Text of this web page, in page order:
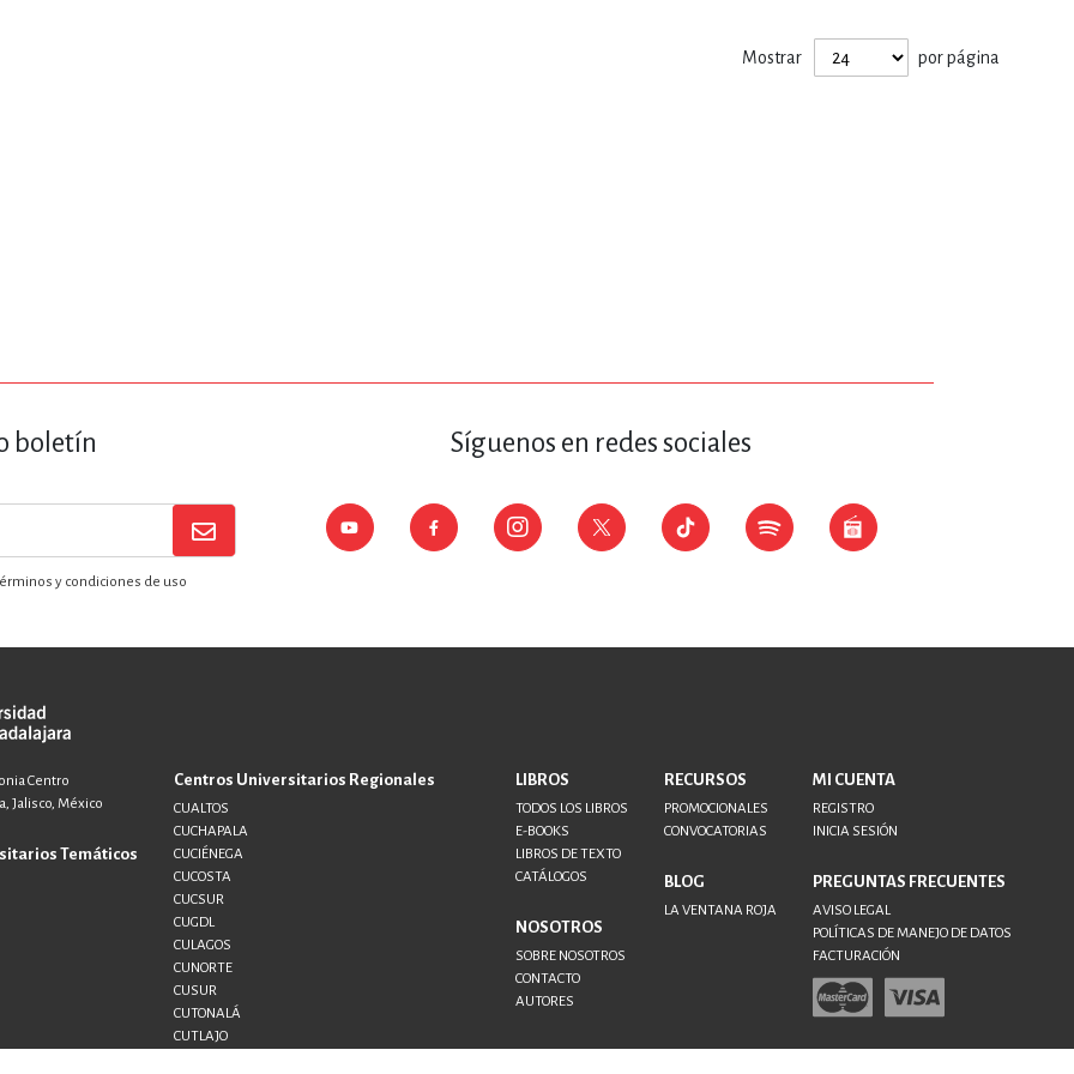
Mostrar por página
boletín
y condiciones de uso
Síguenos en redes sociales
Centro
Jalisco, México
Temáticos
Centros Universitarios Regionales
CUALTOS
CUCHAPALA
CUCIÉNEGA
CUCOSTA
CUCSUR
CUGDL
CULAGOS
CUNORTE
CUSUR
CUTONALÁ
CUTLAJO
LIBROS
TODOS LOS LIBROS
E-BOOKS
LIBROS DE TEXTO
CATÁLOGOS
NOSOTROS
SOBRE NOSOTROS
CONTACTO
AUTORES
RECURSOS
PROMOCIONALES
CONVOCATORIAS
BLOG
LA VENTANA ROJA
MI CUENTA
REGISTRO
INICIA SESIÓN
PREGUNTAS FRECUENTES
AVISO LEGAL
POLÍTICAS DE MANEJO DE DATOS
FACTURACIÓN